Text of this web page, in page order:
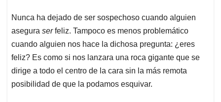
Nunca ha dejado de ser sospechoso cuando alguien
asegura serfeliz. Tampoco es menos problemático
cuando alguien nos hace la dichosa pregunta: ¿eres
feliz? Es como si nos lanzara una roca gigante que se
dirige a todo el centro de la cara sin la más remota
posibilidad de que la podamos esquivar.